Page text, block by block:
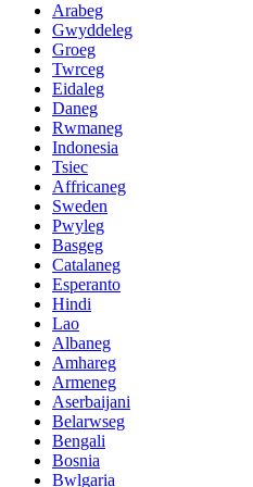
Arabeg
Gwyddeleg
Groeg
Twrceg
Eidaleg
Daneg
Rwmaneg
Indonesia
Tsiec
Affricaneg
Sweden
Pwyleg
Basgeg
Catalaneg
Esperanto
Hindi
Lao
Albaneg
Amhareg
Armeneg
Aserbaijani
Belarwseg
Bengali
Bosnia
Bwlgaria